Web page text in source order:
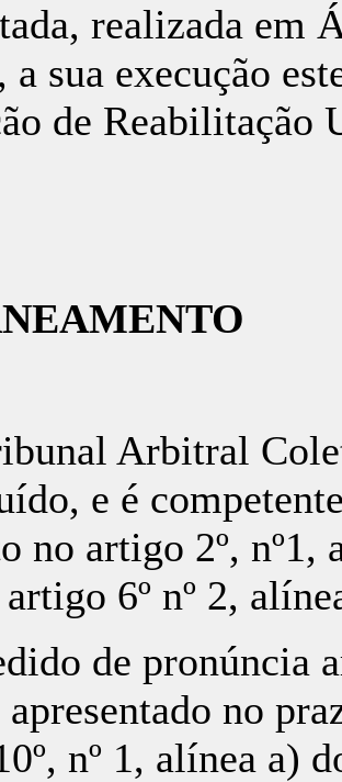
realizada em
sua execução
de Reabilitação
Arbitral
e é
no artigo 2º, nº1,
6º nº 2,
de pronúncia
no
nº 1, alínea a)